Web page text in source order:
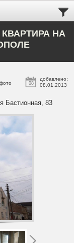
НА
08
добавлено:
08.01.2013
Бастионная, 83